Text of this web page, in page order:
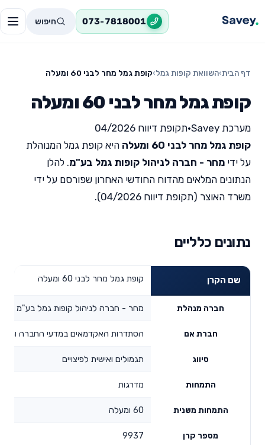
073-7818001 חיפוש
דף הבית›השוואת קופות גמל›קופת גמל מחר לבני 60 ומעלה
קופת גמל מחר לבני 60 ומעלה
מערכת Savey •תקופת דיווח 04/2026
קופת גמל מחר לבני 60 ומעלה
היא קופת גמל המנוהלת
על ידי מחר - חברה לניהול קופות גמל בע"מ. להלן
הנתונים המלאים מהדוח החודשי האחרון שפורסם על ידי
משרד האוצר (תקופת דיווח 04/2026).
נתונים כלליים
שם הקרן קופת גמל מחר לבני 60 ומעלה
חברה מנהלת מחר - חברה לניהול קופות גמל בע"מ
חברת אם הסתדרות האקדמאים במדעי החברה
סיווג תגמולים ואישית לפיצויים
התמחות מדרגות
התמחות משנית 60 ומעלה
מספר קרן 9937